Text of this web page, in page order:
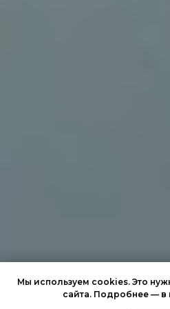
Мы используем cookies. Это
сайта. Подробнее — в